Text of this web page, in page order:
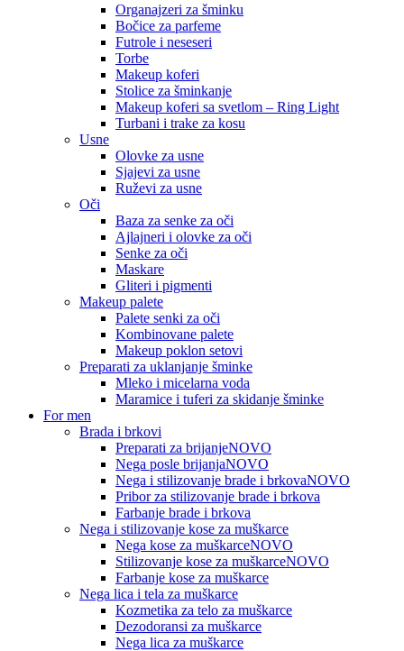
Organajzeri za šminku
Bočice za parfeme
Futrole i neseseri
Torbe
Makeup koferi
Stolice za šminkanje
Makeup koferi sa svetlom – Ring Light
Turbani i trake za kosu
Usne
Olovke za usne
Sjajevi za usne
Ruževi za usne
Oči
Baza za senke za oči
Ajlajneri i olovke za oči
Senke za oči
Maskare
Gliteri i pigmenti
Makeup palete
Palete senki za oči
Kombinovane palete
Makeup poklon setovi
Preparati za uklanjanje šminke
Mleko i micelarna voda
Maramice i tuferi za skidanje šminke
For men
Brada i brkovi
Preparati za brijanjeNOVO
Nega posle brijanjaNOVO
Nega i stilizovanje brade i brkovaNOVO
Pribor za stilizovanje brade i brkova
Farbanje brade i brkova
Nega i stilizovanje kose za muškarce
Nega kose za muškarceNOVO
Stilizovanje kose za muškarceNOVO
Farbanje kose za muškarce
Nega lica i tela za muškarce
Kozmetika za telo za muškarce
Dezodoransi za muškarce
Nega lica za muškarce